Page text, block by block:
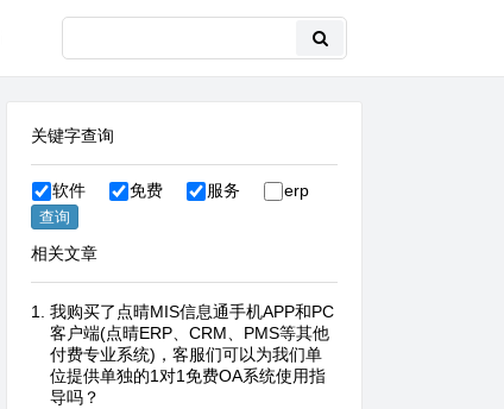
关键字查询
软件 免费 服务 erp
相关文章
我购买了点晴MIS信息通手机APP和PC
客户端(点晴ERP、CRM、PMS等其他
付费专业系统)，客服们可以为我们单
位提供单独的1对1免费OA系统使用指
导吗？